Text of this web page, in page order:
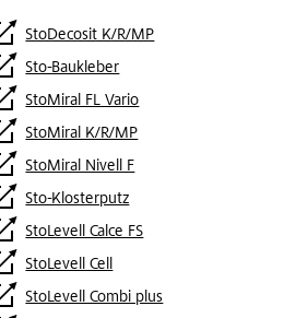
StoDecosit K/R/MP
Sto-Baukleber
StoMiral FL Vario
StoMiral K/R/MP
StoMiral Nivell F
Sto-Klosterputz
StoLevell Calce FS
StoLevell Cell
StoLevell Combi plus